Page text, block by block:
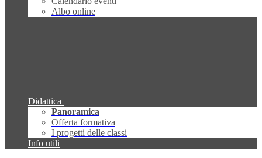
Albo online
Didattica
Panoramica
Offerta formativa
I progetti delle classi
Info utili